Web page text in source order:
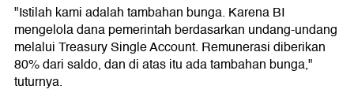
"Istilah kami adalah tambahan bunga. Karena BI
mengelola dana pemerintah berdasarkan undang-undang
melalui Treasury Single Account. Remunerasi diberikan
80% dari saldo, dan di atas itu ada tambahan bunga,"
tuturnya.